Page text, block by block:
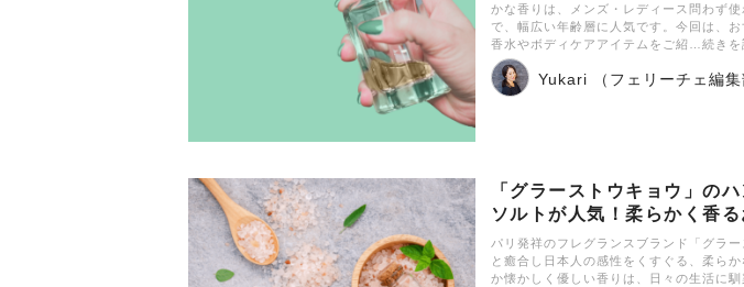
かな香りは、メンズ・レディース問わず
で、幅広い年齢層に人気です。今回は、
香水やボディケアアイテムをご紹…続きを
Yukari （フェリーチェ編集
「グラーストウキョウ」の
ソルトが人気！柔らかく香
パリ発祥のフレグランスブランド「グラ
と癒合し日本人の感性をくすぐる、柔ら
か懐かしく優しい香りは、日々の生活に